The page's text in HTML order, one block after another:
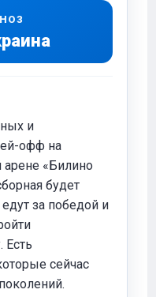
и
офф на
арене «Билино
будет
за победой и
Есть
сейчас